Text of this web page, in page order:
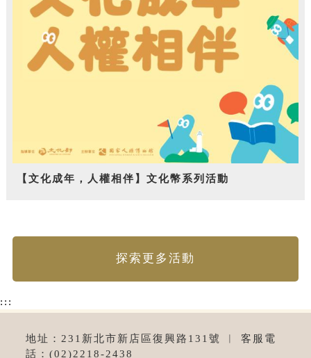
【文化成年，人權相伴】文化幣系列活動
探索更多活動
:::
地址：231新北市新店區復興路131號 ︱ 客服電
話：(02)2218-2438